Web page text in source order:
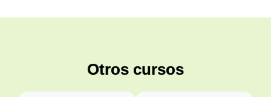
Otros cursos